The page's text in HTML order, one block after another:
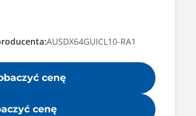
AUSDX64GUICL10-RA1
cenę
cenę